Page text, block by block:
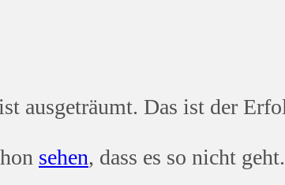
ausgeträumt. Das ist der
sehen, dass es so nicht geht.